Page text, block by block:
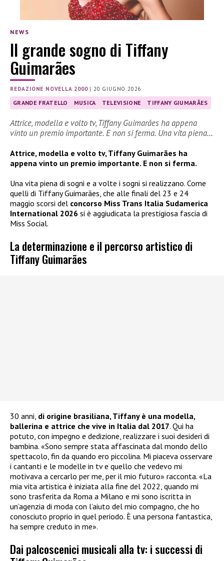
NEWS
Il grande sogno di Tiffany
Guimarães
REDAZIONE NOVELLA 2000|20 GIUGNO 2026
GRANDE FRATELLO MUSICA TELEVISIONE TIFFANY GIUMARÃES
Attrice, modella e volto tv, Tiffany Guimarães ha appena
vinto un premio importante. E non si ferma. Una vita piena…
Attrice, modella e volto tv, Tiffany Guimarães ha
appena vinto un premio importante. E non si ferma.
Una vita piena di sogni e a volte i sogni si realizzano. Come
quelli di Tiffany Guimarães, che alle finali del 23 e 24
maggio scorsi del concorso Miss Trans Italia Sudamerica
International 2026 si è aggiudicata la prestigiosa fascia di
Miss Social.
La determinazione e il percorso artistico di
Tiffany Guimarães
30 anni, di origine brasiliana, Tiffany è una modella,
ballerina e attrice che vive in Italia dal 2017. Qui ha
potuto, con impegno e dedizione, realizzare i suoi desideri di
bambina. «Sono sempre stata affascinata dal mondo dello
spettacolo, fin da quando ero piccolina. Mi piaceva osservare
i cantanti e le modelle in tv e quello che vedevo mi
motivava a cercarlo per me, per il mio futuro» racconta. «La
mia vita artistica è iniziata alla fine del 2022, quando mi
sono trasferita da Roma a Milano e mi sono iscritta in
un’agenzia di moda con l’aiuto del mio compagno, che ho
conosciuto proprio in quel periodo. È una persona fantastica,
ha sempre creduto in me».
Dai palcoscenici musicali alla tv: i successi di